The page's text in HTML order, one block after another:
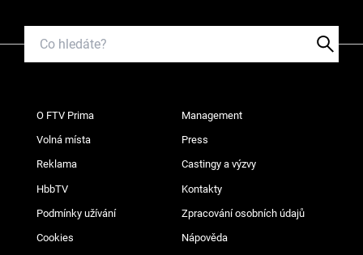
O FTV Prima Management
Volná místa Press
Reklama Castingy a výzvy
HbbTV Kontakty
Podmínky užívání Zpracování osobních údajů
Cookies Nápověda